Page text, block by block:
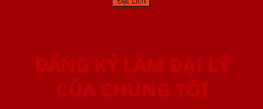
ĐĂNG KÝ LÀM ĐẠI LÝ
CỦA CHÚNG TÔI